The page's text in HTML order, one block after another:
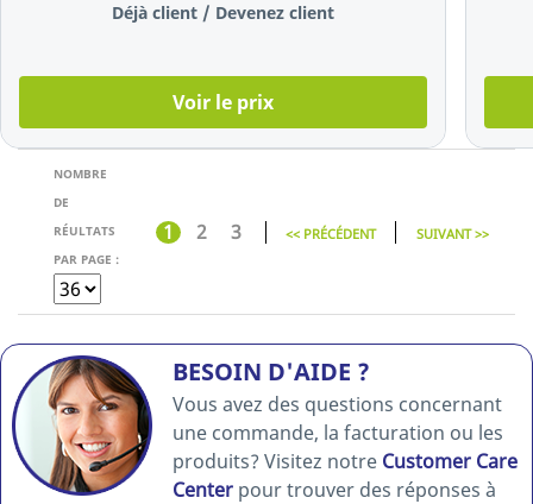
Déjà client / Devenez client
Voir le prix
NOMBRE
DE
RÉULTATS
PAR PAGE :
1 2 3 << PRÉCÉDENT SUIVANT >>
BESOIN D'AIDE ?
Vous avez des questions concernant
une commande, la facturation ou les
produits? Visitez notre Customer Care
Center pour trouver des réponses à